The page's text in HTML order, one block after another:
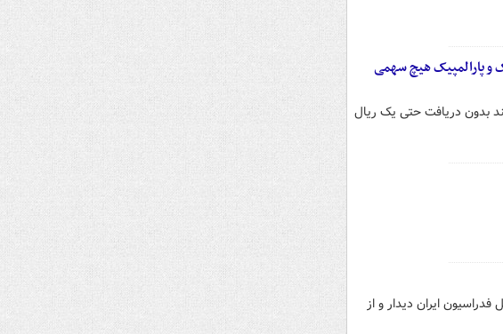
و پارالمپیک هیچ سهمی
بدون دریافت حتی یک ریال
ایران دیدار و از